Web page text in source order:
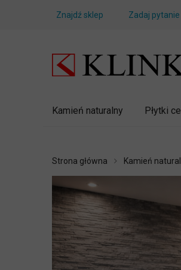
Znajdź sklep Zadaj pytanie
Kamień naturalny Płytki
Strona główna Kamień